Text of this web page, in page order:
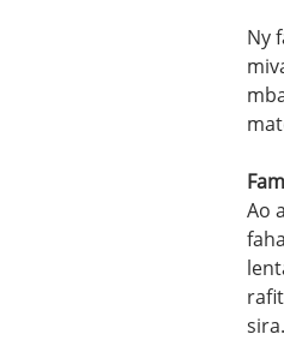
Ny
Ao